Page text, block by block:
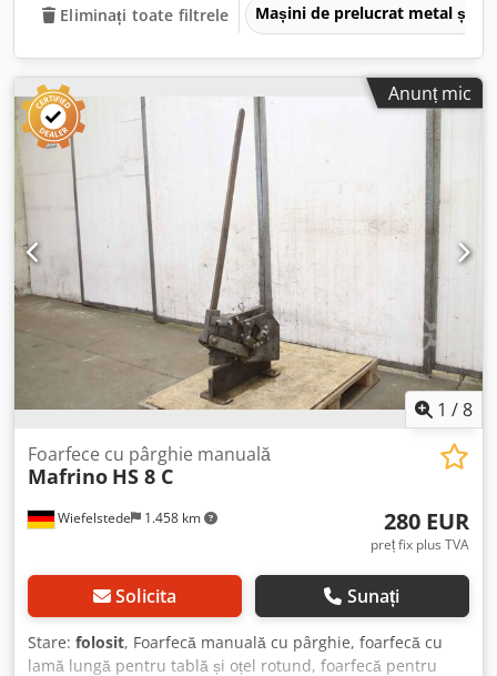
Eliminați toate filtrele Mașini de prelucrat metal și
Anunț mic
1 /8
Wiefelstede 1.458 km
Foarfece cu pârghie manuală
Mafrino HS 8 C
280 EUR
preț fix plus TVA
Solicita Sunați
Stare: folosit, Foarfecă manuală cu pârghie, foarfecă cu
lamă lungă pentru tablă și oțel rotund, foarfecă pentru